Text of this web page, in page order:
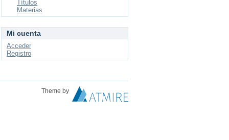
Títulos
Materias
Mi cuenta
Acceder
Registro
Theme by